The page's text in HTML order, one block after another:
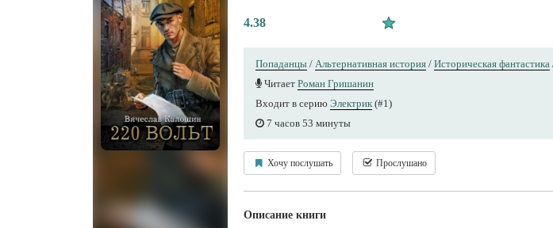
4.38
Попаданцы / Альтернативная история / Историческая фантастика
Читает Роман Гришанин
Входит в серию Электрик (#1)
7 часов 53 минуты
Хочу послушать Прослушано
Описание книги